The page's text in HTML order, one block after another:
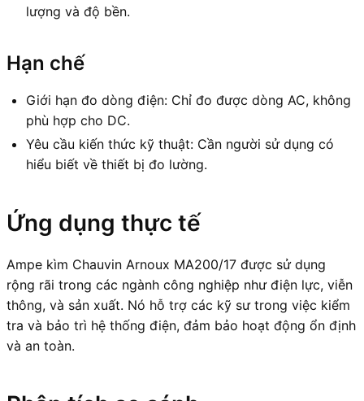
lượng và độ bền.
Hạn chế
Giới hạn đo dòng điện: Chỉ đo được dòng AC, không
phù hợp cho DC.
Yêu cầu kiến thức kỹ thuật: Cần người sử dụng có
hiểu biết về thiết bị đo lường.
Ứng dụng thực tế
Ampe kìm Chauvin Arnoux MA200/17 được sử dụng
rộng rãi trong các ngành công nghiệp như điện lực, viễn
thông, và sản xuất. Nó hỗ trợ các kỹ sư trong việc kiểm
tra và bảo trì hệ thống điện, đảm bảo hoạt động ổn định
và an toàn.